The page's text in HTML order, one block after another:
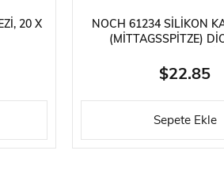
20 X
NOCH 61234 SILIKON
(MITTAGSSPITZE)
$22.85
Sepete Ekle